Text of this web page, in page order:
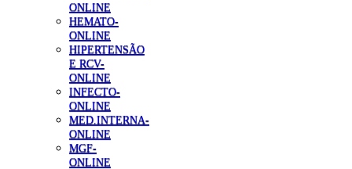
ONLINE
HEMATO-
ONLINE
HIPERTENSÃO
E RCV-
ONLINE
INFECTO-
ONLINE
MED.INTERNA-
ONLINE
MGF-
ONLINE